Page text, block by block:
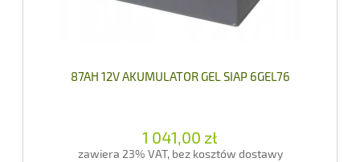
87AH 12V AKUMULATOR GEL SIAP 6GEL76
1 041,00 zł
zawiera 23% VAT, bez kosztów dostawy